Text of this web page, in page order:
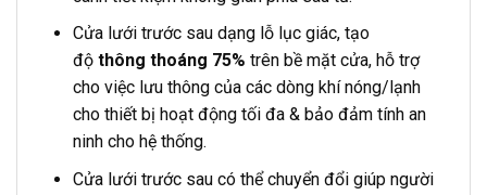
Cửa lưới trước sau dạng lỗ lục giác, tạo
độthông thoáng 75% trên bề mặt cửa, hỗ trợ
cho việc lưu thông của các dòng khí nóng/lạnh
cho thiết bị hoạt động tối đa & bảo đảm tính an
ninh cho hệ thống.
Cửa lưới trước sau có thể chuyển đổi giúp người